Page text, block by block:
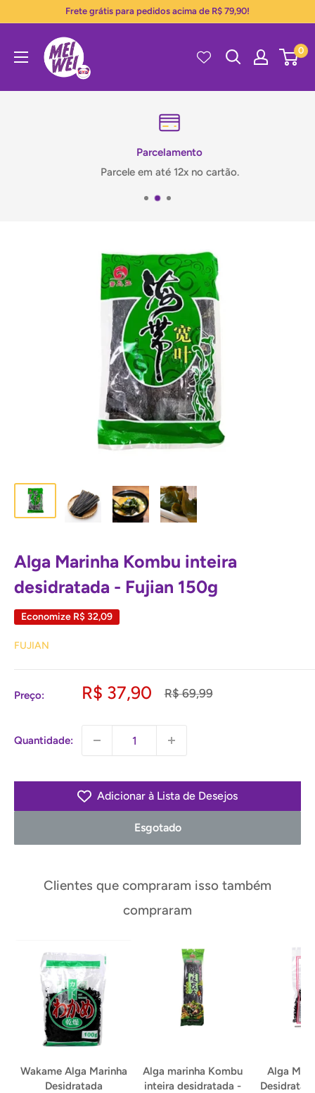
Frete grátis para pedidos acima de R$ 79,90!
Mei
Wei
0
Parcelamento
Parcele em até 12x no cartão.
Alga Marinha Kombu inteira
desidratada - Fujian 150g
Economize R$ 32,09
FUJIAN
Preço:
Preço
R$ 37,90
Preço
R$ 69,99
Quantidade:
Adicionar à Lista de Desejos
Esgotado
Clientes que compraram isso também
compraram
Wakame Alga Marinha
Desidratada
Alga marinha Kombu
inteira desidratada -
Alga